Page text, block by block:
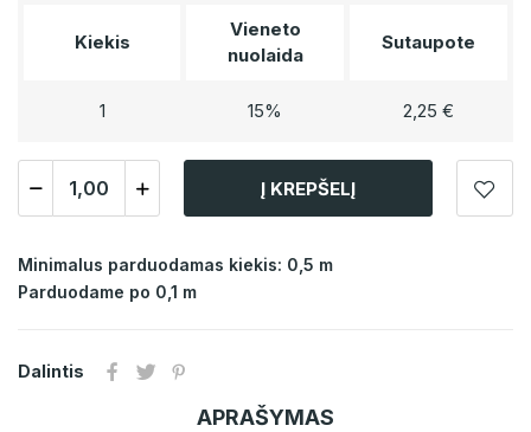
Kiekis
Vieneto
nuolaida
Sutaupote
1 15% 2,25 €
Į KREPŠELĮ
Minimalus parduodamas kiekis: 0,5 m
Parduodame po 0,1 m
Dalintis
APRAŠYMAS